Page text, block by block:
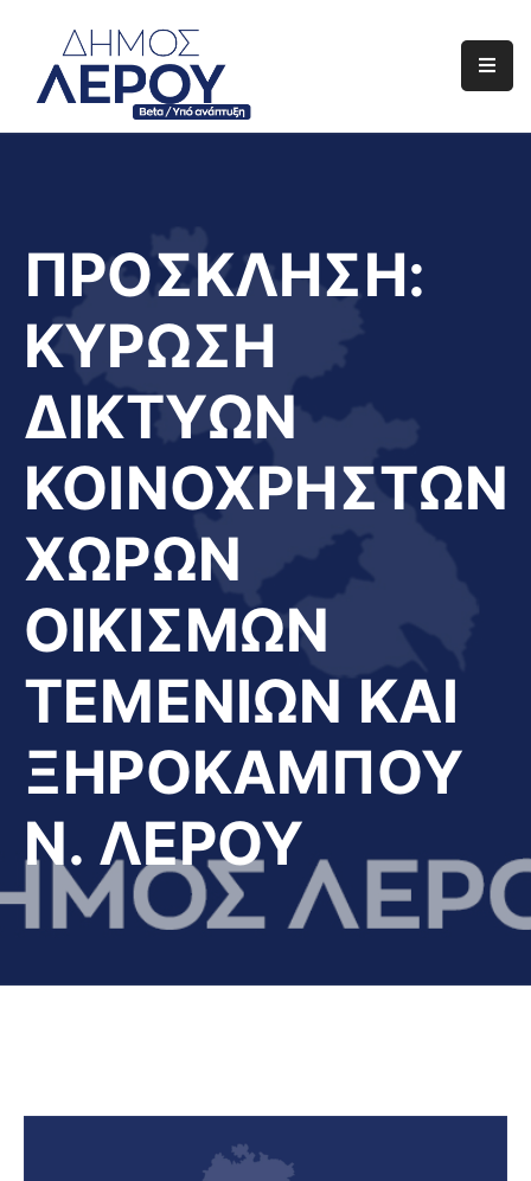
Αρχική
Διαφάνεια
Το
Νησί
Μας
ΠΡΟΣΚΛΗΣΗ:
ΚΥΡΩΣΗ
ΔΙΚΤΥΩΝ
ΚΟΙΝΟΧΡΗΣΤΩΝ
ΧΩΡΩΝ
ΟΙΚΙΣΜΩΝ
ΤΕΜΕΝΙΩΝ ΚΑΙ
ΞΗΡΟΚΑΜΠΟΥ
Ν. ΛΕΡΟΥ